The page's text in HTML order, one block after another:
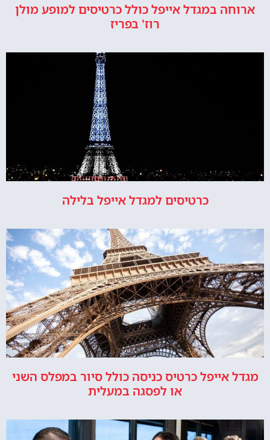
ארוחה במגדל אייפל כולל כרטיסים למופע מולן
רוז' בפריז
כרטיסים למגדל אייפל בלילה
מגדל אייפל כרטיס כניסה כולל סיור במפלס השני
או לפסגה במעלית